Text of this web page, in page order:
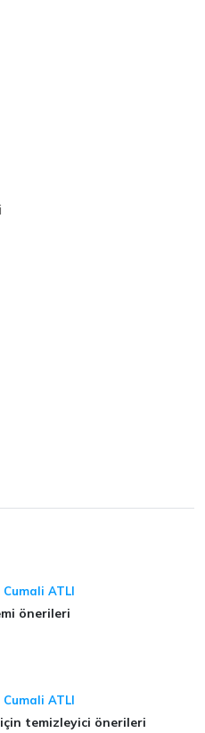
Cumali ATLI
önerileri
Cumali ATLI
temizleyici önerileri